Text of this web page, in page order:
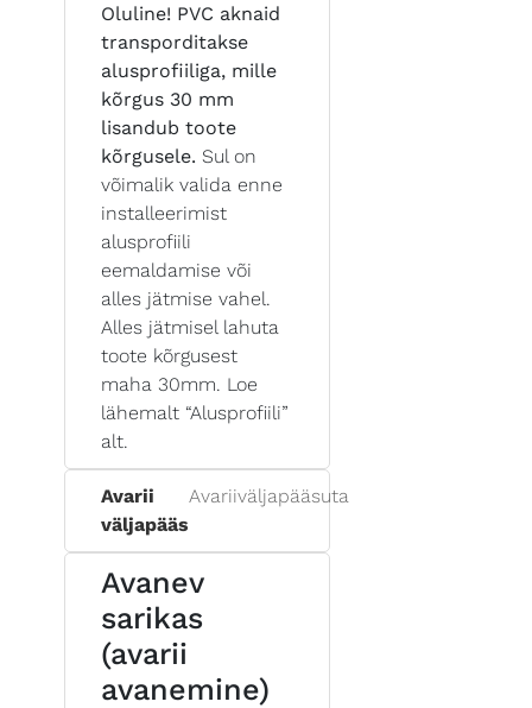
Oluline! PVC aknaid
transporditakse
alusprofiiliga, mille
kõrgus 30 mm
lisandub toote
kõrgusele. Sul on
võimalik valida enne
installeerimist
alusprofiili
eemaldamise või
alles jätmise vahel.
Alles jätmisel lahuta
toote kõrgusest
maha 30mm. Loe
lähemalt “Alusprofiili”
alt.
Avarii
väljapääs
Avariiväljapääsuta
Avanev
sarikas
(avarii
avanemine)